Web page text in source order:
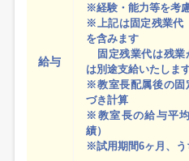
給与
※経験・能力等を考
※上記は固定残業代
を含みます
固定残業代は残業
は別途支給いたしま
※教室長配属後の固
づき計算
※教室長の給与平
績）
※試用期間6ヶ月、う